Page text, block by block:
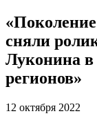
«Поколение
сняли
Луконина в
регионов»
12 октября 2022